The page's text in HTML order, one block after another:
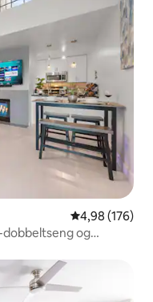
4,98 ud af 5 i
4,98 (176)
dobbeltseng og